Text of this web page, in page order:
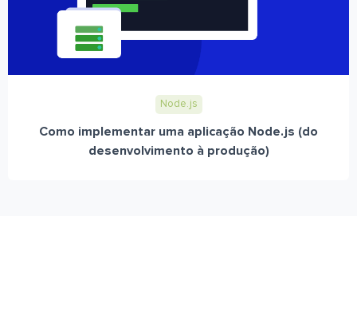
Node.js
Como implementar uma aplicação Node.js (do
desenvolvimento à produção)